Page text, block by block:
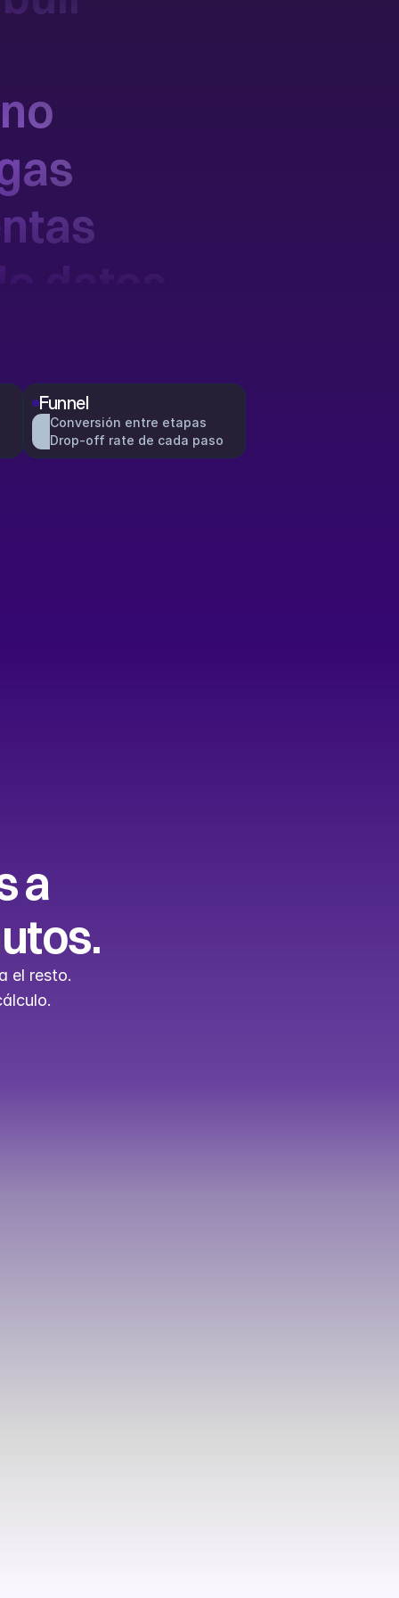
datos
Funnel
Conversión entre etapas
Drop-off rate de cada paso
a
el resto.